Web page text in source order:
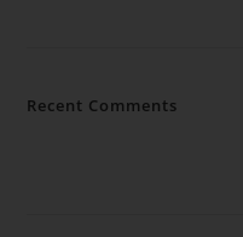
Recent Comments